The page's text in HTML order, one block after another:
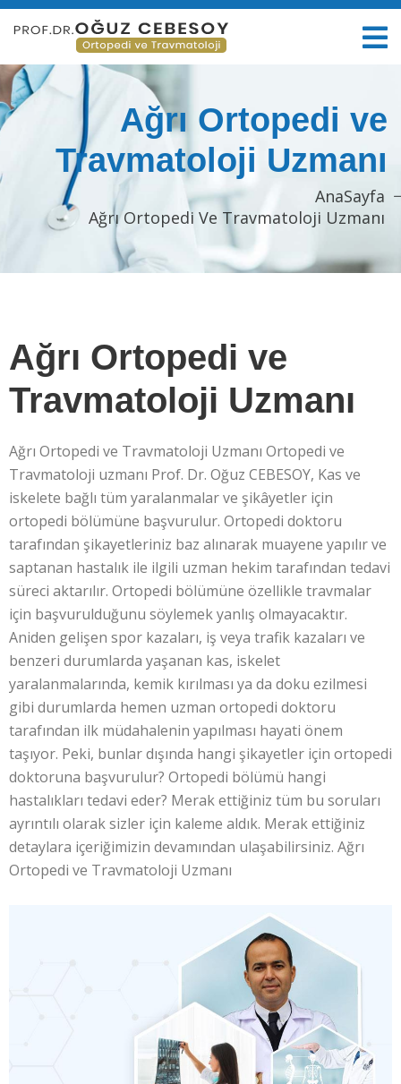
Ağrı Ortopedi ve
Travmatoloji Uzmanı
AnaSayfa
Ağrı Ortopedi Ve Travmatoloji Uzmanı
Ağrı Ortopedi ve
Travmatoloji Uzmanı
Ağrı Ortopedi ve Travmatoloji Uzmanı Ortopedi ve
Travmatoloji uzmanı Prof. Dr. Oğuz CEBESOY, Kas ve
iskelete bağlı tüm yaralanmalar ve şikâyetler için
ortopedi bölümüne başvurulur. Ortopedi doktoru
tarafından şikayetleriniz baz alınarak muayene yapılır ve
saptanan hastalık ile ilgili uzman hekim tarafından tedavi
süreci aktarılır. Ortopedi bölümüne özellikle travmalar
için başvurulduğunu söylemek yanlış olmayacaktır.
Aniden gelişen spor kazaları, iş veya trafik kazaları ve
benzeri durumlarda yaşanan kas, iskelet
yaralanmalarında, kemik kırılması ya da doku ezilmesi
gibi durumlarda hemen uzman ortopedi doktoru
tarafından ilk müdahalenin yapılması hayati önem
taşıyor. Peki, bunlar dışında hangi şikayetler için ortopedi
doktoruna başvurulur? Ortopedi bölümü hangi
hastalıkları tedavi eder? Merak ettiğiniz tüm bu soruları
ayrıntılı olarak sizler için kaleme aldık. Merak ettiğiniz
detaylara içeriğimizin devamından ulaşabilirsiniz. Ağrı
Ortopedi ve Travmatoloji Uzmanı